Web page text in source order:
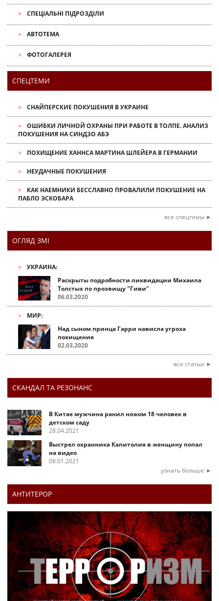
СПЕЦІАЛЬНІ ПІДРОЗДІЛИ
АВТОТЕМА
ФОТОГАЛЕРЕЯ
СПЕЦТЕМИ
СНАЙПЕРСКИЕ ПОКУШЕНИЯ В УКРАИНЕ
ОШИБКИ ЛИЧНОЙ ОХРАНЫ ПРИ РАБОТЕ В ТОЛПЕ. АНАЛИЗ
ПОКУШЕНИЯ НА СИНДЗО АБЭ
ПОХИЩЕНИЕ ХАННСА МАРТИНА ШЛЕЙЕРА В ГЕРМАНИИ
НЕУДАЧНЫЕ ПОКУШЕНИЯ
КАК НАЕМНИКИ БЕССЛАВНО ПРОВАЛИЛИ ПОКУШЕНИЕ НА
ПАБЛО ЭСКОБАРА
все спецтемы ►
ОГЛЯД ЗМІ
УКРАИНА:
Раскрыты подробности ликвидации Михаила
Толстых по прозвищу "Гиви"
06.03.2020
МИР:
Над сыном принца Гарри нависла угроза
похищения
02.03.2020
все статьи ►
СКАНДАЛ ТА РЕЗОНАНС
В Китае мужчина ранил ножом 18 человек в
детском саду
28.04.2021
Выстрел охранника Капитолия в женщину попал
на видео
08.01.2021
узнать больше ►
АНТИТЕРОР